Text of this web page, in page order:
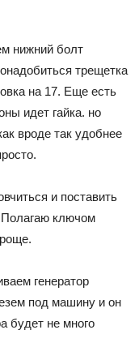
нижний болт
трещетка
на 17. Еще есть
идет гайка. но
вроде так удобнее
и поставить
Полагаю ключом
генератор
под машину и он
будет не много